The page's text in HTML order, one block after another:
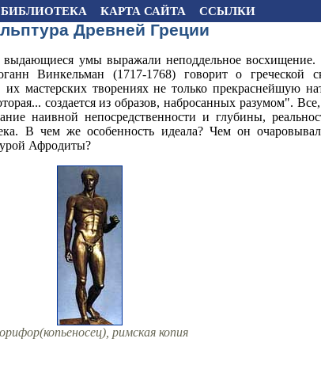
БИБЛИОТЕКА КАРТА САЙТА ССЫЛКИ
Древней Греции
выдающиеся умы выражали неподдельное
Винкельман (1717-1768) говорит о греческой
их мастерских творениях не только прекраснейшую
создается из образов, набросанных разумом".
наивной непосредственности и глубины,
В чем же особенность идеала? Чем он
Афродиты?
римская копия